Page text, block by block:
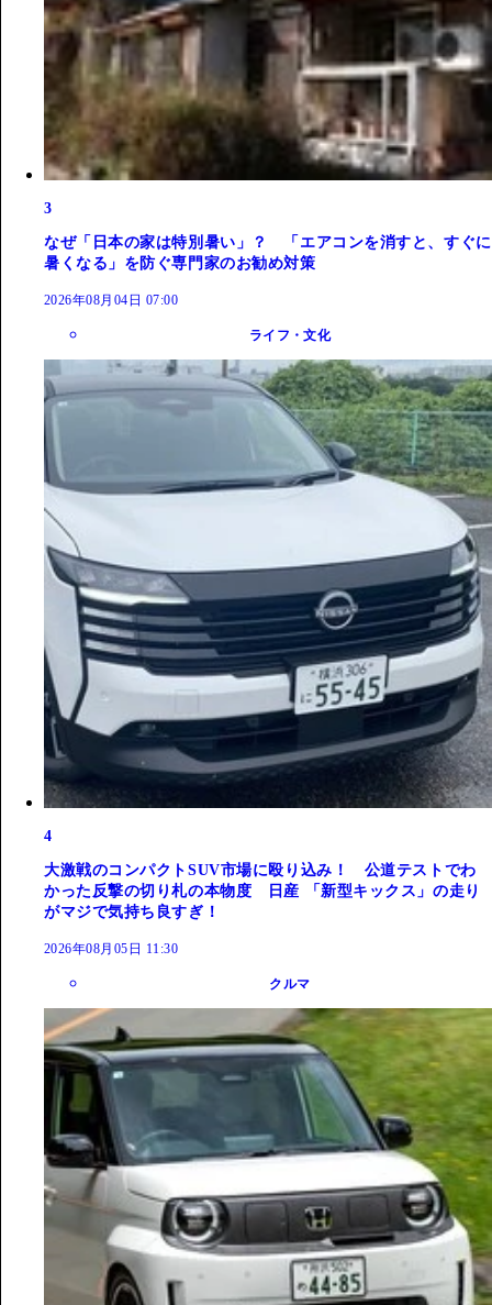
3
なぜ「日本の家は特別暑い」？ 「エアコンを消すと、すぐに
暑くなる」を防ぐ専門家のお勧め対策
2026年08月04日 07:00
ライフ・文化
4
大激戦のコンパクトSUV市場に殴り込み！ 公道テストでわ
かった反撃の切り札の本物度 日産 「新型キックス」の走り
がマジで気持ち良すぎ！
2026年08月05日 11:30
クルマ